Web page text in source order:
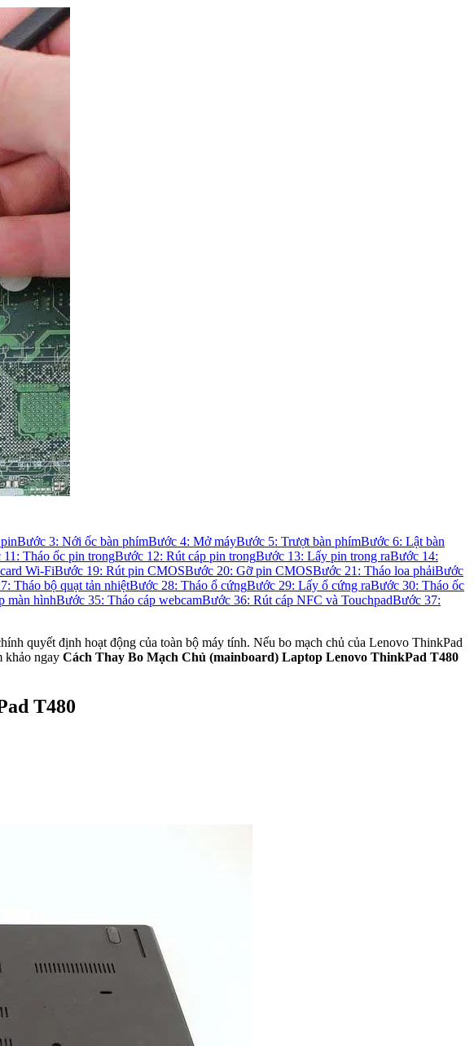
Bước 3: Nới ốc bàn phímBước 4: Mở máyBước 5: Trượt bàn phímBước 6: Lật bàn
Tháo ốc pin trongBước 12: Rút cáp pin trongBước 13: Lấy pin trong raBước 14:
Wi-FiBước 19: Rút pin CMOSBước 20: Gỡ pin CMOSBước 21: Tháo loa phảiBước
Tháo bộ quạt tản nhiệtBước 28: Tháo ổ cứngBước 29: Lấy ổ cứng raBước 30: Tháo ốc
màn hìnhBước 35: Tháo cáp webcamBước 36: Rút cáp NFC và TouchpadBước 37:
quyết định hoạt động của toàn bộ máy tính. Nếu bo mạch chủ của Lenovo ThinkPad
khảo ngay Cách Thay Bo Mạch Chủ (mainboard) Laptop Lenovo ThinkPad T480
T480